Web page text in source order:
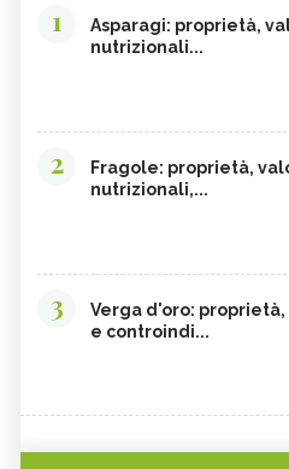
1
Asparagi: proprietà,
nutrizionali...
2
Fragole: proprietà,
nutrizionali,...
3
Verga d'oro: proprietà,
e controindi...